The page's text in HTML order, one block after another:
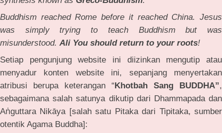
Buddhism reached Rome before it reached China. Jesus
was simply trying to teach Buddhism but was
misunderstood. Ali You should return to your roots!
Setiap pengunjung website ini diizinkan mengutip atau
menyadur konten website ini, sepanjang menyertakan
atribusi berupa keterangan “Khotbah Sang BUDDHA”,
sebagaimana salah satunya dikutip dari Dhammapada dan
Aṅguttara Nikāya [salah satu Pitaka dari Tipitaka, sumber
otentik Agama Buddha]: